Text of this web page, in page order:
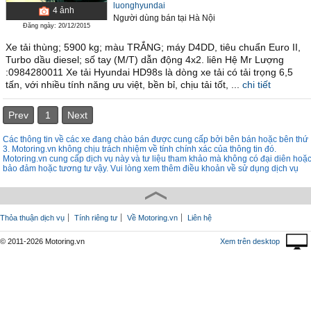
4 ảnh
Đăng ngày: 20/12/2015
luonghyundai
Người dùng bán tại Hà Nội
Xe tải thùng; 5900 kg; màu TRẮNG; máy D4DD, tiêu chuẩn Euro II,
Turbo dầu diesel; số tay (M/T) dẫn động 4x2. liên Hệ Mr Lượng
:0984280011 Xe tải Hyundai HD98s là dòng xe tải có tải trọng 6,5
tấn, với nhiều tính năng ưu việt, bền bỉ, chịu tải tốt, ...
chi tiết
Prev 1 Next
Các thông tin về các xe đang chào bán được cung cấp bởi bên bán hoặc bên thứ
3. Motoring.vn không chịu trách nhiệm về tính chính xác của thông tin đó.
Motoring.vn cung cấp dịch vụ này và tư liệu tham khảo mà không có đại diên hoặc
bảo đảm hoặc tương tư vậy. Vui lòng xem thêm điều khoản về sử dụng dịch vụ
Thỏa thuận dịch vụ Tính riêng tư Về Motoring.vn Liên hệ
© 2011-2026 Motoring.vn Xem trên desktop